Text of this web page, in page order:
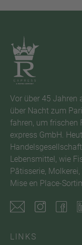
Vor über 45 Jahren
über Nacht zum
fahren, um frischen
express GmbH.
Lebensmittel, wie
Pâtisserie,
Mise en Place-
LINKS